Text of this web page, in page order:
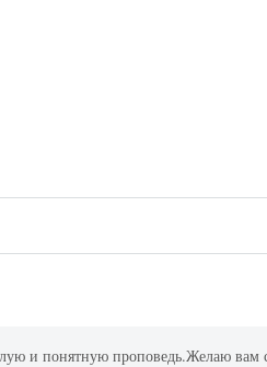
и понятную проповедь.Желаю вам